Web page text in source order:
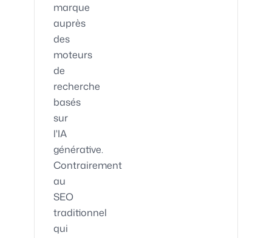
marque
auprès
des
moteurs
de
recherche
basés
sur
l'IA
générative.
Contrairement
au
SEO
traditionnel
qui